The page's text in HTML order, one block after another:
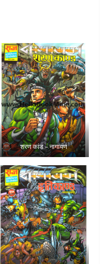
शरण कांड – नागायण